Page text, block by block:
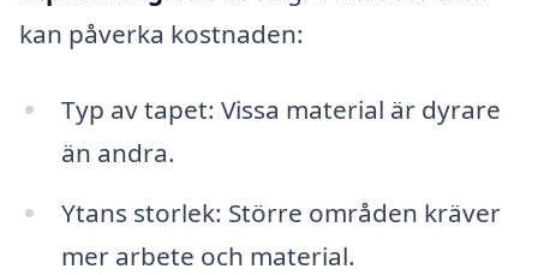
kan påverka kostnaden:
Typ av tapet: Vissa material är dyrare
än andra.
Ytans storlek: Större områden kräver
mer arbete och material.